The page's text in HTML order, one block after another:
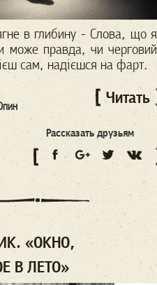
в глибину - Слова, що я
може правда, чи черговий
сам, надієшся на фарт.
Читать
Рассказать друзьям
«ОКНО,
В ЛЕТО»